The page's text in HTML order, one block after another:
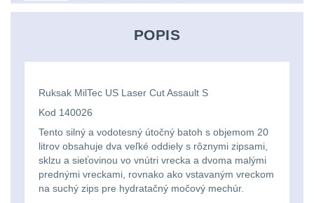
Čelové
Taktické
svietidlá
Lucerny
Městské batohy41
Batohy216
Méně než 10 L13
10 - 20 L26
20 - 30 L103
POPIS
Ruksak MilTec US Laser Cut Assault S
Kod 140026
Tento silný a vodotesný útočný batoh s objemom 20
litrov obsahuje dva veľké oddiely s rôznymi zipsami,
sklzu a sieťovinou vo vnútri vrecka a dvoma malými
prednými vreckami, rovnako ako vstavaným vreckom
na suchý zips pre hydratačný močový mechúr.